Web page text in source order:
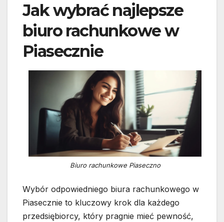
Jak wybrać najlepsze
biuro rachunkowe w
Piasecznie
Biuro rachunkowe Piaseczno
Wybór odpowiedniego biura rachunkowego w
Piasecznie to kluczowy krok dla każdego
przedsiębiorcy, który pragnie mieć pewność,